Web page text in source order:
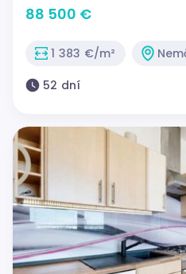
88 500 €
1 383 €/m²
52 dní